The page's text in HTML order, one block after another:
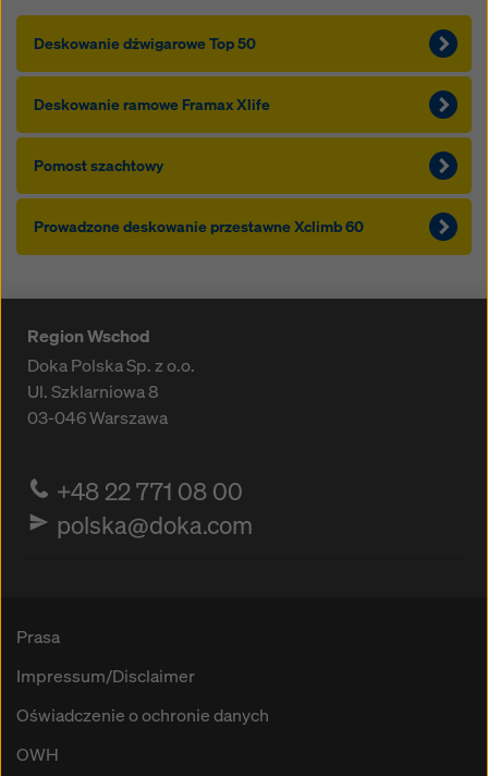
Deskowanie dźwigarowe Top 50
Deskowanie ramowe Framax Xlife
Pomost szachtowy
Prowadzone deskowanie przestawne Xclimb 60
Region Wschod
Doka Polska Sp. z o.o.
Ul. Szklarniowa 8
03-046Warszawa
+48 22 771 08 00
polska@doka.com
Prasa
Impressum/Disclaimer
Oświadczenie o ochronie danych
OWH